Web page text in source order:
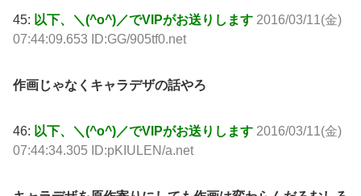
45: 以下、＼(^o^)／でVIPがお送りします 2016/03/11(金)
07:44:09.653 ID:GG/905tf0.net
作画じゃなくキャラデザの話やろ
46: 以下、＼(^o^)／でVIPがお送りします 2016/03/11(金)
07:44:34.305 ID:pKIULEN/a.net